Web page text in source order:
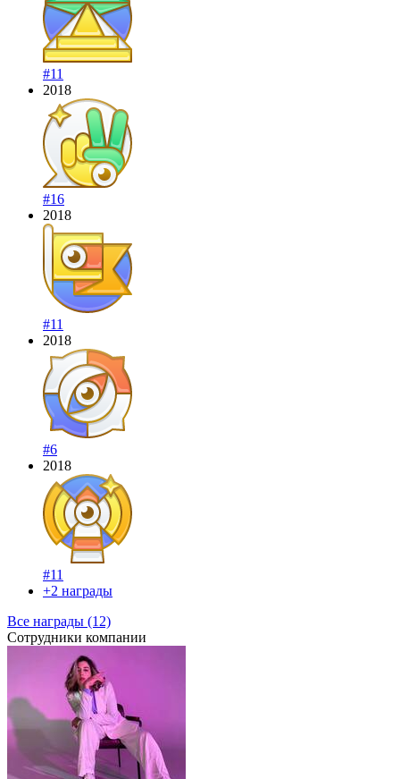
#11
2018
#16
2018
#11
2018
#6
2018
#11
+2 награды
Все награды (12)
Сотрудники компании